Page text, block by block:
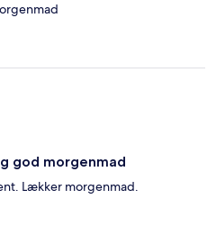
god morgenmad
Lækker morgenmad.